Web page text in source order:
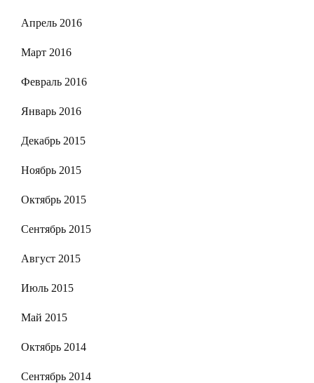
Апрель 2016
Март 2016
Февраль 2016
Январь 2016
Декабрь 2015
Ноябрь 2015
Октябрь 2015
Сентябрь 2015
Август 2015
Июль 2015
Май 2015
Октябрь 2014
Сентябрь 2014